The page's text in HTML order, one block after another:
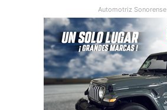
Automotriz Sonorense